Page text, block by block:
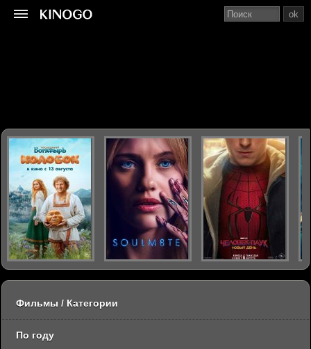
ok
Фильмы / Категории
По году